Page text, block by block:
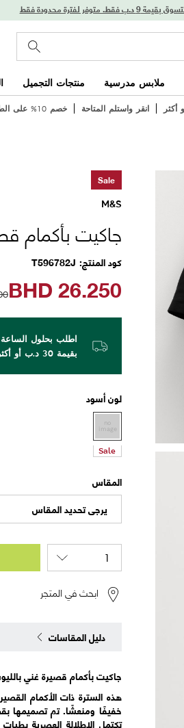
ملابس مدرسية منتجات التجميل
انقر واستلم المتاحة خصم 10% على الطلب الأول
Sale
M&S
جاكيت بأكمام
كود المنتج T596782J
BHD26.250
بقيمة 30 د.ب أو أكثر!
لونأسود
Sale
المقاس
يرجى تحديد المقاس
ابحث في المتجر
دليل المقاسات
جاكيت بأكمام قصيرة غني
هذه السترة ذات الأكمام
خفيفًا ومنعشًا. تم تصميمها